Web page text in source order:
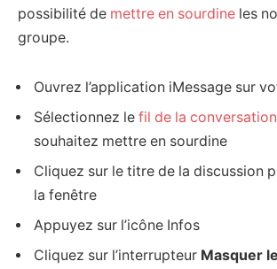
possibilité de mettre en sourdine les
groupe.
Ouvrez l’application iMessage sur
Sélectionnez le fil de la conversation
souhaitez mettre en sourdine
Cliquez sur le titre de la discussion
la fenêtre
Appuyez sur l’icône Infos
Cliquez sur l’interrupteur Masquer